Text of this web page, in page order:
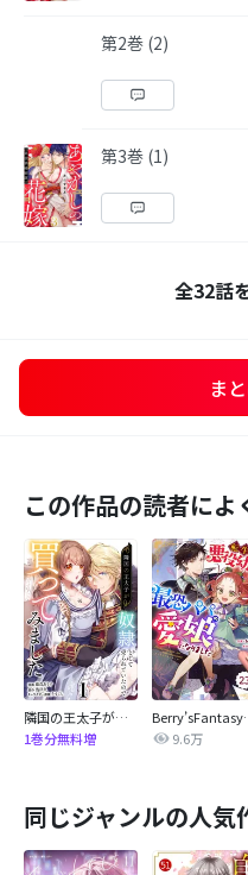
第2巻 (2)
第3巻 (1)
全32話
ま
この作品の読者に
隣国の王太子が奴隷として売られていたので買ってみました【単話】
1巻分無料増
9.6万
同じジャンルの人気